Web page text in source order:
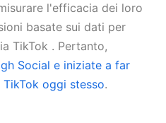
l'efficacia dei loro
basate sui dati per
TikTok . Pertanto,
Social e iniziate a far
oggi stesso.